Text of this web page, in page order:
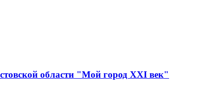
области "Мой город XXI век"